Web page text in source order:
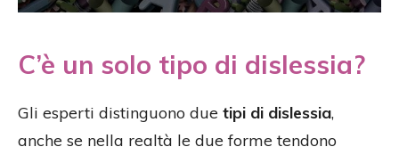
C’è un solo tipo di dislessia?
Gli esperti distinguono due tipi di dislessia,
anche se nella realtà le due forme tendono